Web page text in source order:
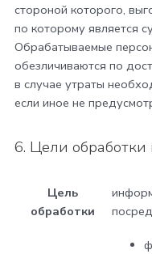
стороной которого,
по которому является
Обрабатываемые
обезличиваются по
в случае утраты
если иное не
6. Цели
Цель
обработки